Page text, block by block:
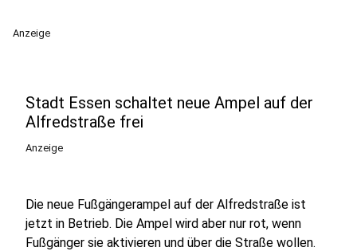
Anzeige
Stadt Essen schaltet neue Ampel auf der
Alfredstraße frei
Anzeige
Die neue Fußgängerampel auf der Alfredstraße ist
jetzt in Betrieb. Die Ampel wird aber nur rot, wenn
Fußgänger sie aktivieren und über die Straße wollen.